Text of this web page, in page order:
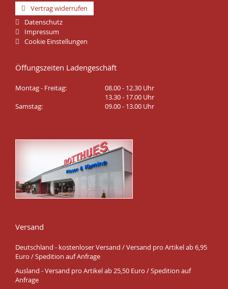
Vertrag widerrufen
Datenschutz
Impressum
Cookie Einstellungen
Öffungszeiten Ladengeschäft
Montag - Freitag:
08.00 - 12.30 Uhr
13.30 - 17.00 Uhr
Samstag:
09.00 - 13.00 Uhr
Versand
Deutschland - kostenloser Versand / Versand pro Artikel ab 6,95
Euro / Spedition auf Anfrage
Ausland - Versand pro Artikel ab 25,50 Euro / Spedition auf
Anfrage